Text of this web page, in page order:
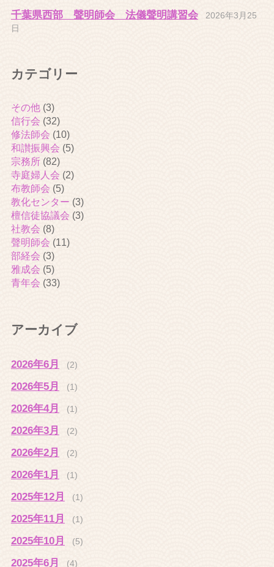
千葉県西部 聲明師会 法儀聲明講習会
2026年3月25
日
カテゴリー
その他(3)
信行会 (32)
修法師会 (10)
和讃振興会 (5)
宗務所(82)
寺庭婦人会 (2)
布教師会 (5)
教化センター (3)
檀信徒協議会 (3)
社教会 (8)
聲明師会 (11)
部経会 (3)
雅成会 (5)
青年会 (33)
アーカイブ
2026年6月 (2)
2026年5月 (1)
2026年4月 (1)
2026年3月 (2)
2026年2月 (2)
2026年1月 (1)
2025年12月 (1)
2025年11月 (1)
2025年10月 (5)
2025年6月 (4)